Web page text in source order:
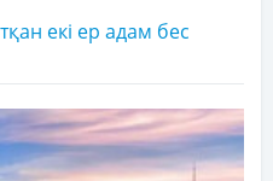
екі ер адам бес